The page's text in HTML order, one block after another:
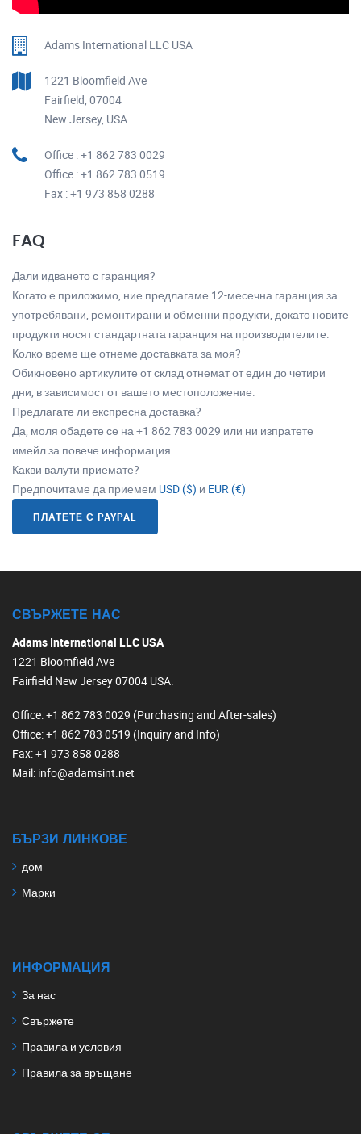
Adams International LLC USA
1221 Bloomfield Ave
Fairfield, 07004
New Jersey, USA.
Office : +1 862 783 0029
Office : +1 862 783 0519
Fax : +1 973 858 0288
FAQ
Дали идването с гаранция?
Когато е приложимо, ние предлагаме 12-месечна гаранция за
употребявани, ремонтирани и обменни продукти, докато новите
продукти носят стандартната гаранция на производителите.
Колко време ще отнеме доставката за моя?
Обикновено артикулите от склад отнемат от един до четири
дни, в зависимост от вашето местоположение.
Предлагате ли експресна доставка?
Да, моля обадете се на +1 862 783 0029 или ни изпратете
имейл за повече информация.
Какви валути приемате?
Предпочитаме да приемем USD ($) и EUR (€)
ПЛАТЕТЕ С PAYPAL
СВЪРЖЕТЕ НАС
Adams International LLC USA
1221 Bloomfield Ave
Fairfield New Jersey 07004 USA.
Office: +1 862 783 0029 (Purchasing and After-sales)
Office: +1 862 783 0519 (Inquiry and Info)
Fax: +1 973 858 0288
Mail: info@adamsint.net
БЪРЗИ ЛИНКОВЕ
дом
Марки
ИНФОРМАЦИЯ
За нас
Свържете
Правила и условия
Правила за връщане